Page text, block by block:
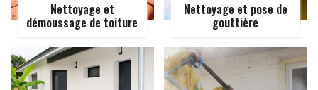
Nettoyage et
démoussage de toiture
Nettoyage et pose de
gouttière